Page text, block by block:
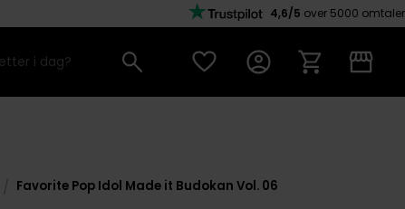
4,6/5 over 5000 omtaler
Favorite Pop Idol Made it Budokan Vol. 06